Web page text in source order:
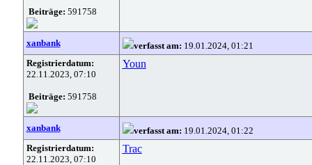
Beiträge: 591758
xanbank verfasst am: 19.01.2024, 01:21
Registrierdatum:
22.11.2023, 07:10
Beiträge: 591758
Youn
xanbank verfasst am: 19.01.2024, 01:22
Registrierdatum:
22.11.2023, 07:10
Trac